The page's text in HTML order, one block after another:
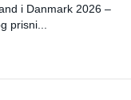
i Danmark 2026 –
prisni...